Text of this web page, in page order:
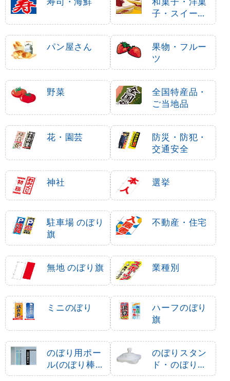
子・スイーツ
・アイス
パン屋さん
果物・フルー
ツ
野菜
全国特産品・
ご当地品
花・園芸
防災・防犯・
交通安全
神社 選挙
駐車場 のぼり
旗
不動産・住宅
無地 のぼり旗 業種別
ミニのぼり
ハーフのぼり
旗
のぼり用ポー
ル(のぼり棒・
竿)
のぼりスタン
ド・のぼり立
て台